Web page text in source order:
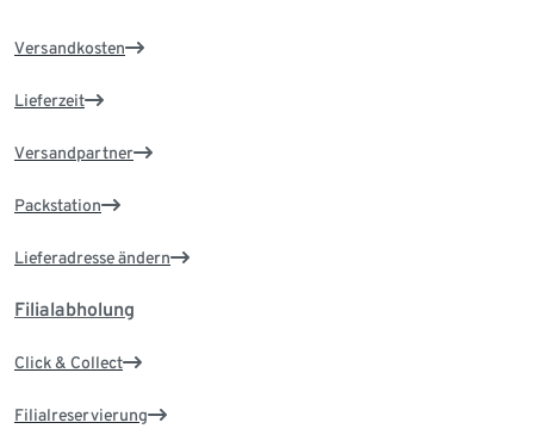
Versandkosten
Lieferzeit
Versandpartner
Packstation
Lieferadresse ändern
Filialabholung
Click & Collect
Filialreservierung